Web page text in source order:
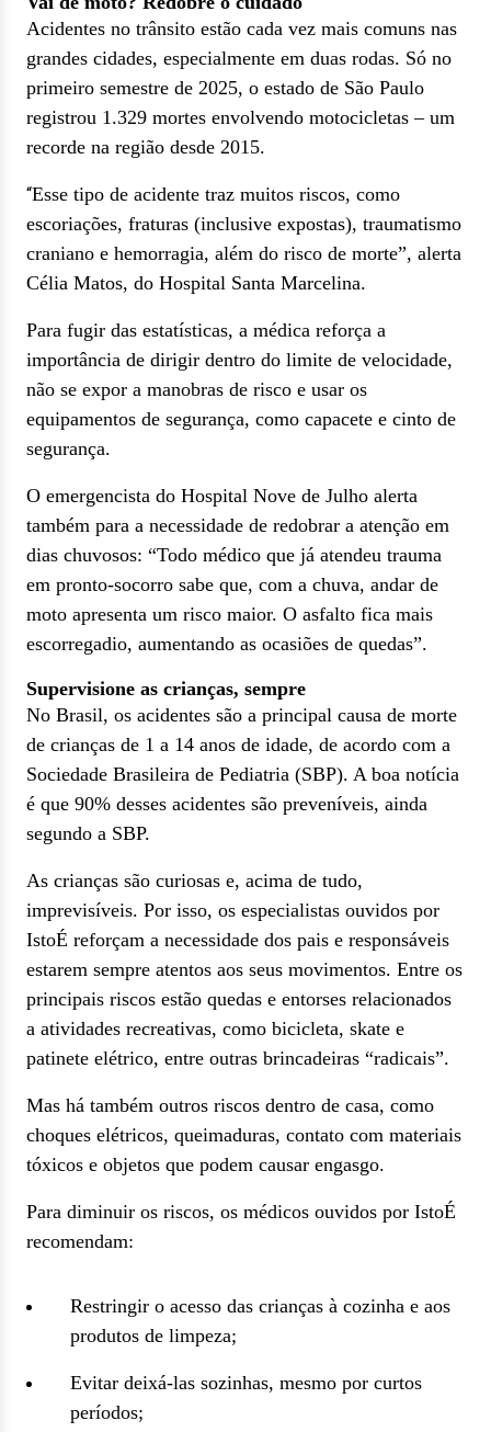
Acidentes no trânsito estão cada vez mais comuns nas
grandes cidades, especialmente em duas rodas. Só no
primeiro semestre de 2025, o estado de São Paulo
registrou 1.329 mortes envolvendo motocicletas – um
recorde na região desde 2015.
“Esse tipo de acidente traz muitos riscos, como
escoriações, fraturas (inclusive expostas), traumatismo
craniano e hemorragia, além do risco de morte”, alerta
Célia Matos, do Hospital Santa Marcelina.
Para fugir das estatísticas, a médica reforça a
importância de dirigir dentro do limite de velocidade,
não se expor a manobras de risco e usar os
equipamentos de segurança, como capacete e cinto de
segurança.
O emergencista do Hospital Nove de Julho alerta
também para a necessidade de redobrar a atenção em
dias chuvosos: “Todo médico que já atendeu trauma
em pronto-socorro sabe que, com a chuva, andar de
moto apresenta um risco maior. O asfalto fica mais
escorregadio, aumentando as ocasiões de quedas”.
Supervisione as crianças, sempre
No Brasil, os acidentes são a principal causa de morte
de crianças de 1 a 14 anos de idade, de acordo com a
Sociedade Brasileira de Pediatria (SBP). A boa notícia
é que 90% desses acidentes são preveníveis, ainda
segundo a SBP.
As crianças são curiosas e, acima de tudo,
imprevisíveis. Por isso, os especialistas ouvidos por
IstoÉ reforçam a necessidade dos pais e responsáveis
estarem sempre atentos aos seus movimentos. Entre os
principais riscos estão quedas e entorses relacionados
a atividades recreativas, como bicicleta, skate e
patinete elétrico, entre outras brincadeiras “radicais”.
Mas há também outros riscos dentro de casa, como
choques elétricos, queimaduras, contato com materiais
tóxicos e objetos que podem causar engasgo.
Para diminuir os riscos, os médicos ouvidos por IstoÉ
recomendam:
Restringir o acesso das crianças à cozinha e aos
produtos de limpeza;
Evitar deixá-las sozinhas, mesmo por curtos
períodos;